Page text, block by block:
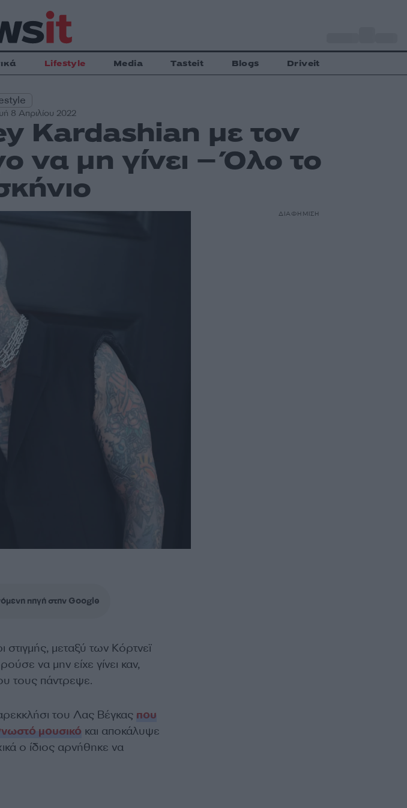
Lifestyle Media Tasteit Blogs Driveit
8 Απριλίου 2022
Kardashian με τον
να μη γίνει – Όλο το
πηγή στην Google
στιγμής, μεταξύ των Κόρτνεϊ
να μην είχε γίνει καν,
τους πάντρεψε.
του Λας Βέγκας που
μουσικό και αποκάλυψε
ο ίδιος αρνήθηκε να
ΔΙΑΦΗΜΙΣΗ